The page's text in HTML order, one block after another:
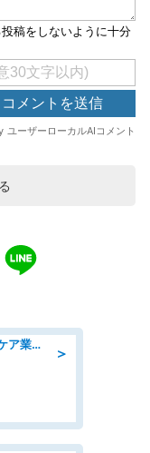
＞
08月開始/「土日祝休み」ヘルスケア業界の産業保健師/高時給/未経験OK/要資格:保健師、正看護師